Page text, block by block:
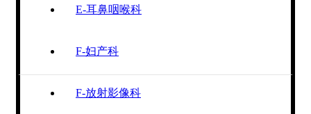
E-耳鼻咽喉科
F-妇产科
F-放射影像科